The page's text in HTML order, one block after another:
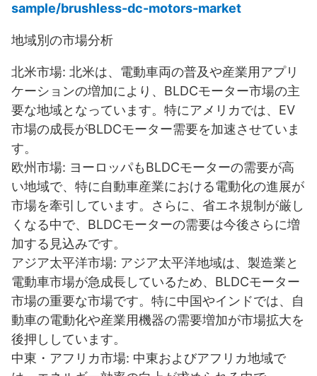
sample/brushless-dc-motors-market
地域別の市場分析
北米市場: 北米は、電動車両の普及や産業用アプリ
ケーションの増加により、BLDCモーター市場の主
要な地域となっています。特にアメリカでは、EV
市場の成長がBLDCモーター需要を加速させていま
す。
欧州市場: ヨーロッパもBLDCモーターの需要が高
い地域で、特に自動車産業における電動化の進展が
市場を牽引しています。さらに、省エネ規制が厳し
くなる中で、BLDCモーターの需要は今後さらに増
加する見込みです。
アジア太平洋市場: アジア太平洋地域は、製造業と
電動車市場が急成長しているため、BLDCモーター
市場の重要な市場です。特に中国やインドでは、自
動車の電動化や産業用機器の需要増加が市場拡大を
後押ししています。
中東・アフリカ市場: 中東およびアフリカ地域で